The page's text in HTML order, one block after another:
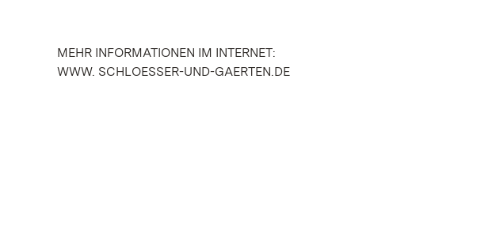
MEHR INFORMATIONEN IM INTERNET:
WWW. SCHLOESSER-UND-GAERTEN.DE